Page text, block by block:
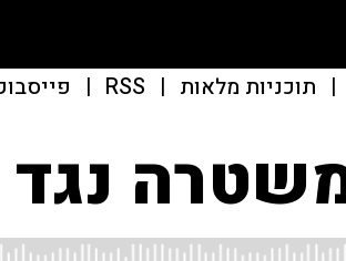
| תוכניות מלאות |
RSS
|
נגד